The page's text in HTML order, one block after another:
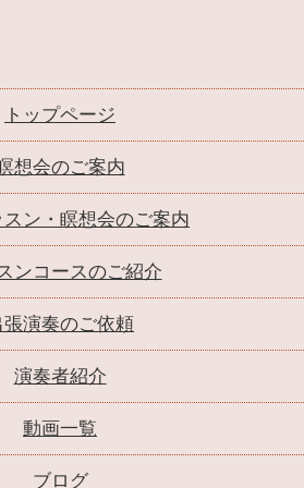
トップページ
想会のご案内
ン・瞑想会のご案内
ンコースのご紹介
張演奏のご依頼
演奏者紹介
動画一覧
ブログ